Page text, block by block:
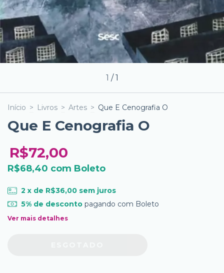
1 /1
Início > Livros > Artes > Que E Cenografia O
Que E Cenografia O
R$72,00
R$68,40 com Boleto
2 x de R$36,00 sem juros
5% de descontopagando com Boleto
Ver mais detalhes